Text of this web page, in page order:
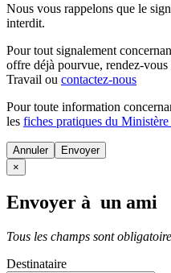
Nous vous rappelons que le
interdit.
Pour tout signalement
offre déjà pourvue, rendez-
Travail ou contactez-nous
Pour toute information
les fiches pratiques du
Annuler
×
Envoyer à un ami
Tous les champs sont
Destinataire